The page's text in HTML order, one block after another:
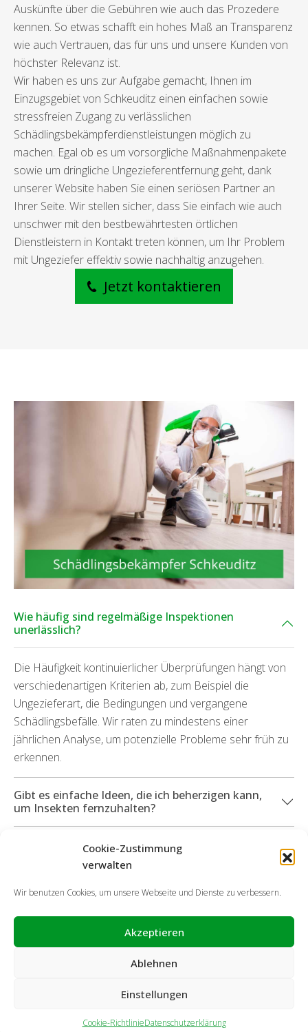
Cookie-Zustimmung
verwalten
Wir benutzen Cookies, um unsere Webseite und Dienste zu verbessern.
Akzeptieren
Ablehnen
Einstellungen
Cookie-RichtlinieDatenschutzerklärung
Auskünfte über die Gebühren wie auch das Prozedere
kennen. So etwas schafft ein hohes Maß an Transparenz
wie auch Vertrauen, das für uns und unsere Kunden von
höchster Relevanz ist.
Wir haben es uns zur Aufgabe gemacht, Ihnen im
Einzugsgebiet von Schkeuditz einen einfachen sowie
stressfreien Zugang zu verlässlichen
Schädlingsbekämpferdienstleistungen möglich zu
machen. Egal ob es um vorsorgliche Maßnahmenpakete
sowie um dringliche Ungezieferentfernung geht, dank
unserer Website haben Sie einen seriösen Partner an
Ihrer Seite. Wir stellen sicher, dass Sie einfach wie auch
unschwer mit den bestbewährtesten örtlichen
Dienstleistern in Kontakt treten können, um Ihr Problem
mit Ungeziefer effektiv sowie nachhaltig anzugehen.
Jetzt kontaktieren
Wie häufig sind regelmäßige Inspektionen
unerlässlich?
Die Häufigkeit kontinuierlicher Überprüfungen hängt von
verschiedenartigen Kriterien ab, zum Beispiel die
Ungezieferart, die Bedingungen und vergangene
Schädlingsbefälle. Wir raten zu mindestens einer
jährlichen Analyse, um potenzielle Probleme sehr früh zu
erkennen.
Gibt es einfache Ideen, die ich beherzigen kann,
um Insekten fernzuhalten?
Können Sie mich darüber hinaus bei durch
Insekten eingetretenen Sachschäden
unterstützen?
Haftungsausschluss